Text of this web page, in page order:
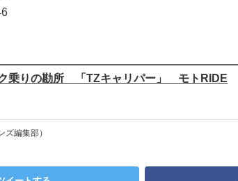
乗りの勘所 「TZキャリパー」 モトRIDE
ズ編集部）